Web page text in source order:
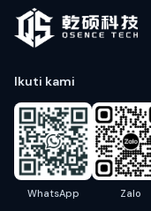
Ikuti kami
WhatsApp Zalo